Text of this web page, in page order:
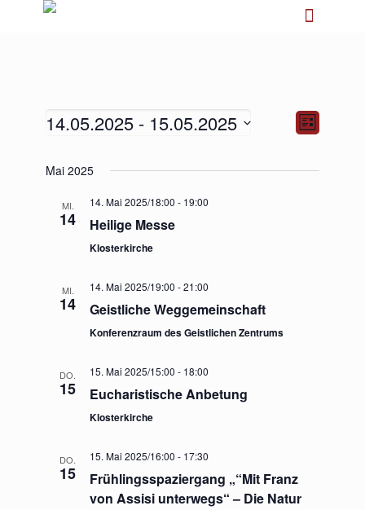
Ansichten-
Navigation
Ansichten-
Liste
14.05.2025 - 15.05.2025
wählen.
Mai 2025
MI.
14
14. Mai 2025/18:00 - 19:00
Heilige Messe
Klosterkirche
MI.
14
14. Mai 2025/19:00 -21:00
Geistliche Weggemeinschaft
Konferenzraum des Geistlichen Zentrums
DO.
15
15. Mai 2025/15:00 - 18:00
Eucharistische Anbetung
Klosterkirche
DO.
15
15. Mai 2025/16:00 - 17:30
Frühlingsspaziergang „“Mit Franz
von Assisi unterwegs“ – Die Natur